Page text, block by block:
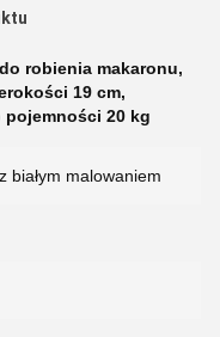
robienia makaronu,
19 cm,
pojemności 20 kg
białym malowaniem